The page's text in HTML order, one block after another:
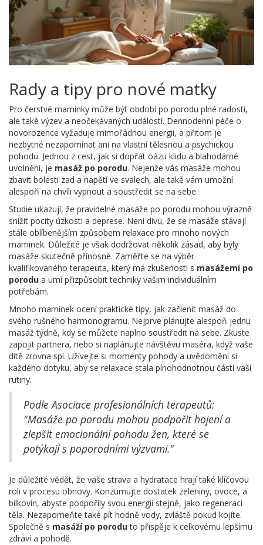
Rady a tipy pro nové matky
Pro čerstvé maminky může být období po porodu plné radosti,
ale také výzev a neočekávaných událostí. Dennodenní péče o
novorozence vyžaduje mimořádnou energii, a přitom je
nezbytné nezapomínat ani na vlastní tělesnou a psychickou
pohodu. Jednou z cest, jak si dopřát oázu klidu a blahodárné
uvolnění, je masáž po porodu. Nejenže vás masáže mohou
zbavit bolesti zad a napětí ve svalech, ale také vám umožní
alespoň na chvíli vypnout a soustředit se na sebe.
Studie ukazují, že pravidelné masáže po porodu mohou výrazně
snížit pocity úzkosti a deprese. Není divu, že se masáže stávají
stále oblíbenějším způsobem relaxace pro mnoho nových
maminek. Důležité je však dodržovat několik zásad, aby byly
masáže skutečně přínosné. Zaměřte se na výběr
kvalifikovaného terapeuta, který má zkušenosti s masážemi po
porodu a umí přizpůsobit techniky vašim individuálním
potřebám.
Mnoho maminek ocení praktické tipy, jak začlenit masáž do
svého rušného harmonogramu. Nejprve plánujte alespoň jednu
masáž týdně, kdy se můžete naplno soustředit na sebe. Zkuste
zapojit partnera, nebo si naplánujte návštěvu maséra, když vaše
dítě zrovna spí. Užívejte si momenty pohody a uvědomění si
každého dotyku, aby se relaxace stala plnohodnotnou částí vaší
rutiny.
Podle Asociace profesionálních terapeutů:
"Masáže po porodu mohou podpořit hojení a
zlepšit emocionální pohodu žen, které se
potýkají s poporodními výzvami."
Je důležité vědět, že vaše strava a hydratace hrají také klíčovou
roli v procesu obnovy. Konzumujte dostatek zeleniny, ovoce, a
bílkovin, abyste podpořily svou energii stejně, jako regeneraci
těla. Nezapomeňte také pít hodně vody, zvláště pokud kojíte.
Společně s masáží po poroduto přispěje k celkovému lepšímu
zdraví a pohodě.